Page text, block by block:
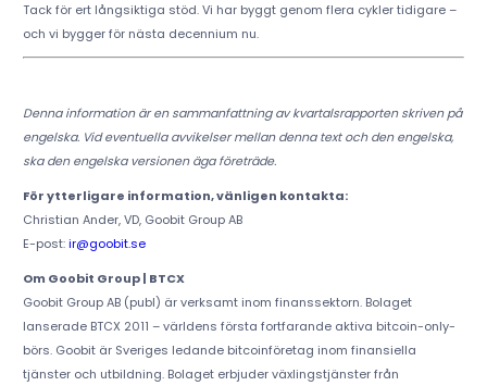
Tack för ert långsiktiga stöd. Vi har byggt genom flera cykler tidigare –
och vi bygger för nästa decennium nu.
Denna information är en sammanfattning av kvartalsrapporten skriven på
engelska. Vid eventuella avvikelser mellan denna text och den engelska,
ska den engelska versionen äga företräde.
För ytterligare information, vänligen kontakta:
Christian Ander, VD, Goobit Group AB
E-post:ir@goobit.se
Om Goobit Group | BTCX
Goobit Group AB (publ) är verksamt inom finanssektorn. Bolaget
lanserade BTCX 2011 – världens första fortfarande aktiva bitcoin-only-
börs. Goobit är Sveriges ledande bitcoinföretag inom finansiella
tjänster och utbildning. Bolaget erbjuder växlingstjänster från